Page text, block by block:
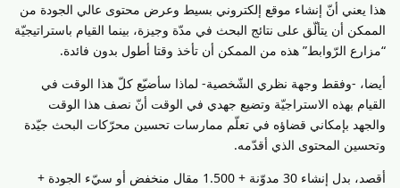
هذا يعني أنّ إنشاء موقع إلكتروني بسيط وعرض محتوى عالي الجودة من
الممكن أن يتألّق على نتائج البحث في مدّة وجيزة، بينما القيام باستراتيجيّة
“مزارع الرّوابط” هذه من الممكن أن تأخذ وقتا أطول بدون فائدة.
أيضا، -وفقط وجهة نظري الشّخصية- لماذا سأضيّع كلّ هذا الوقت في
القيام بهذه الاستراجيّة وتضيع جهدي في الوقت أنّ نصف هذا الوقت
والجهد بإمكاني قضاؤه في تعلّم ممارسات تحسين محرّكات البحث جيّدة
وتحسين المحتوى الذي أقدّمه.
أقصد، بدل إنشاء 30 مدوّنة + 1.500 مقال منخفض أو سيّء الجودة +